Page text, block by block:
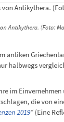
Antikythera. (Foto:
antiken
halbwegs
im
die von
2019“(Eine